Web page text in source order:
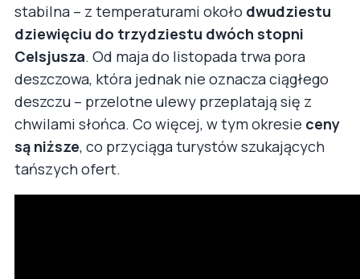
stabilna – z temperaturami około dwudziestu
dziewięciu do trzydziestu dwóch stopni
Celsjusza. Od maja do listopada trwa pora
deszczowa, która jednak nie oznacza ciągłego
deszczu – przelotne ulewy przeplatają się z
chwilami słońca. Co więcej, w tym okresie ceny
są niższe, co przyciąga turystów szukających
tańszych ofert.